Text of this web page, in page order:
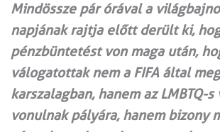
Mindössze pár órával a
napjának rajtja előtt derült ki,
pénzbüntetést von maga után,
válogatottak nem a FIFA által
karszalagban, hanem az LMBTQ-
vonulnak pályára, hanem bizony